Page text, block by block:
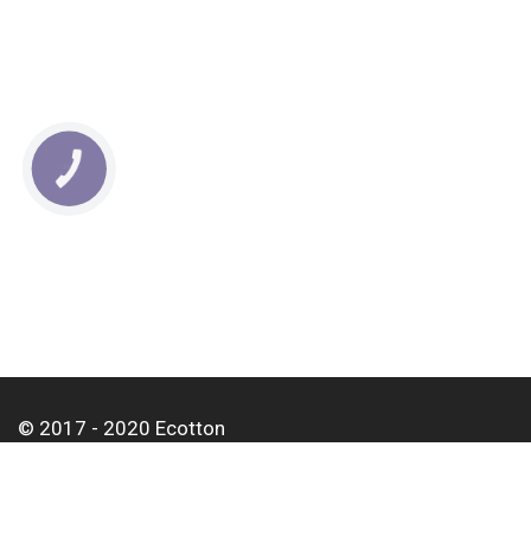
© 2017 - 2020 Ecotton
КНОПКА
СВЯЗИ